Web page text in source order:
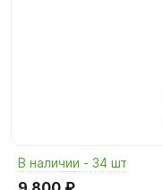
В наличии - 34 шт